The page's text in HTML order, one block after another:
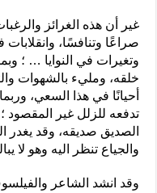
غير أن هذه الغرائز
صراعًا وتنافسًا،
وتغيرات في النوايا … ؛
خلقه، ومليء بالشهوات
أحيانًا في هذا السعي،
تدفعه للزلل غير المقصود
الصديق صديقه، وقد يغدر
والجياع تنظر اليه وهو لا
وقد انشد الشاعر